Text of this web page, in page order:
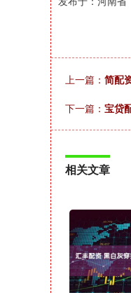
上一篇： 简配
下一篇： 宝贷
相关文章